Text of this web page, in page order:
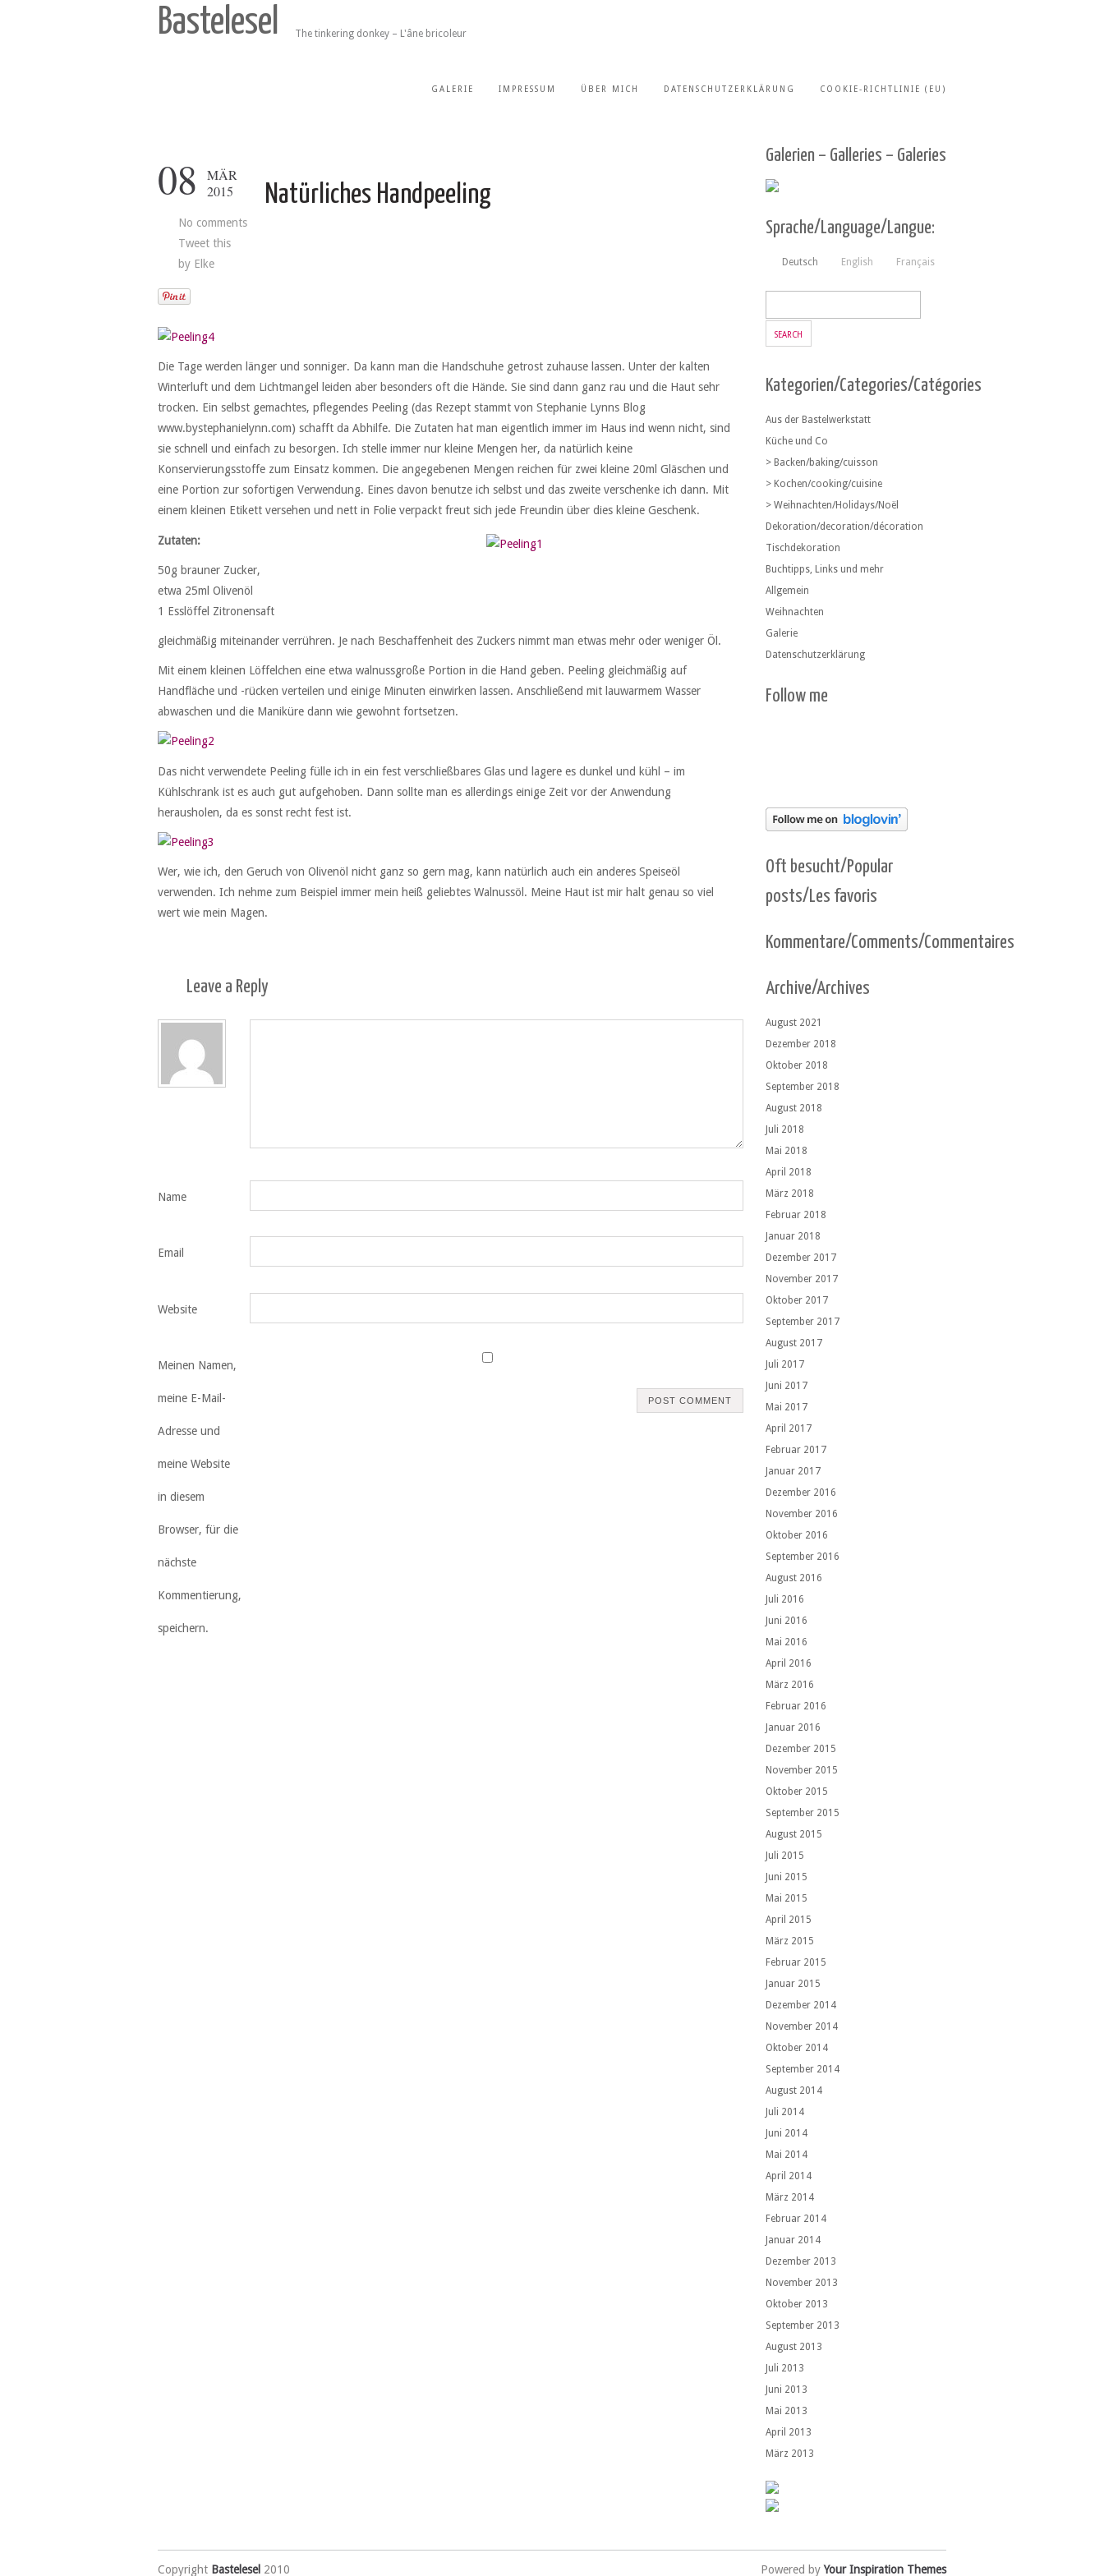
Bastelesel The tinkering donkey – L'âne bricoleur
GALERIE IMPRESSUM ÜBER MICH DATENSCHUTZERKLÄRUNG COOKIE-RICHTLINIE (EU)
08
MÄR
2015
No comments
Tweet this
by Elke
Natürliches Handpeeling
Die Tage werden länger und sonniger. Da kann man die Handschuhe getrost zuhause lassen. Unter der kalten
Winterluft und dem Lichtmangel leiden aber besonders oft die Hände. Sie sind dann ganz rau und die Haut sehr
trocken. Ein selbst gemachtes, pflegendes Peeling (das Rezept stammt von Stephanie Lynns Blog
www.bystephanielynn.com) schafft da Abhilfe. Die Zutaten hat man eigentlich immer im Haus ind wenn nicht, sind
sie schnell und einfach zu besorgen. Ich stelle immer nur kleine Mengen her, da natürlich keine
Konservierungsstoffe zum Einsatz kommen. Die angegebenen Mengen reichen für zwei kleine 20ml Gläschen und
eine Portion zur sofortigen Verwendung. Eines davon benutze ich selbst und das zweite verschenke ich dann. Mit
einem kleinen Etikett versehen und nett in Folie verpackt freut sich jede Freundin über dies kleine Geschenk.
Zutaten:
50g brauner Zucker,
etwa 25ml Olivenöl
1 Esslöffel Zitronensaft
gleichmäßig miteinander verrühren. Je nach Beschaffenheit des Zuckers nimmt man etwas mehr oder weniger Öl.
Mit einem kleinen Löffelchen eine etwa walnussgroße Portion in die Hand geben. Peeling gleichmäßig auf
Handfläche und -rücken verteilen und einige Minuten einwirken lassen. Anschließend mit lauwarmem Wasser
abwaschen und die Maniküre dann wie gewohnt fortsetzen.
Das nicht verwendete Peeling fülle ich in ein fest verschließbares Glas und lagere es dunkel und kühl – im
Kühlschrank ist es auch gut aufgehoben. Dann sollte man es allerdings einige Zeit vor der Anwendung
herausholen, da es sonst recht fest ist.
Wer, wie ich, den Geruch von Olivenöl nicht ganz so gern mag, kann natürlich auch ein anderes Speiseöl
verwenden. Ich nehme zum Beispiel immer mein heiß geliebtes Walnussöl. Meine Haut ist mir halt genau so viel
wert wie mein Magen.
Leave a Reply
Name
Email
Website
Meinen Namen,
meine E-Mail-
Adresse und
meine Website
in diesem
Browser, für die
nächste
Kommentierung,
speichern.
Galerien – Galleries – Galeries
Sprache/Language/Langue:
Deutsch English Français
Kategorien/Categories/Catégories
Aus der Bastelwerkstatt
Küche und Co
> Backen/baking/cuisson
> Kochen/cooking/cuisine
> Weihnachten/Holidays/Noël
Dekoration/decoration/décoration
Tischdekoration
Buchtipps, Links und mehr
Allgemein
Weihnachten
Galerie
Datenschutzerklärung
Follow me
Oft besucht/Popular
posts/Les favoris
Kommentare/Comments/Commentaires
Archive/Archives
August 2021
Dezember 2018
Oktober 2018
September 2018
August 2018
Juli 2018
Mai 2018
April 2018
März 2018
Februar 2018
Januar 2018
Dezember 2017
November 2017
Oktober 2017
September 2017
August 2017
Juli 2017
Juni 2017
Mai 2017
April 2017
Februar 2017
Januar 2017
Dezember 2016
November 2016
Oktober 2016
September 2016
August 2016
Juli 2016
Juni 2016
Mai 2016
April 2016
März 2016
Februar 2016
Januar 2016
Dezember 2015
November 2015
Oktober 2015
September 2015
August 2015
Juli 2015
Juni 2015
Mai 2015
April 2015
März 2015
Februar 2015
Januar 2015
Dezember 2014
November 2014
Oktober 2014
September 2014
August 2014
Juli 2014
Juni 2014
Mai 2014
April 2014
März 2014
Februar 2014
Januar 2014
Dezember 2013
November 2013
Oktober 2013
September 2013
August 2013
Juli 2013
Juni 2013
Mai 2013
April 2013
März 2013
Copyright Bastelesel 2010 Powered byYour Inspiration Themes